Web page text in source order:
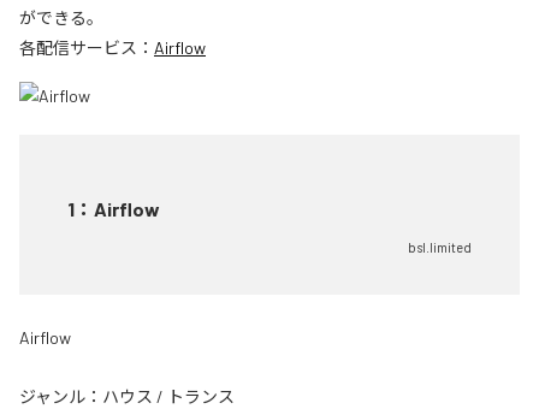
ができる。
各配信サービス： Airflow
1 ： Airflow
bsl.limited
Airflow
ジャンル： ハウス / トランス